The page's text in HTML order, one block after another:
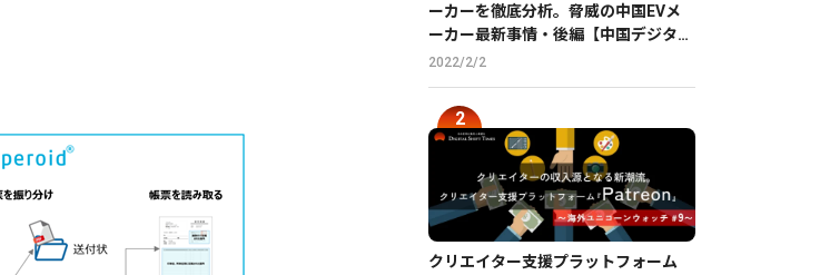
ーカーを徹底分析。脅威の中国EVメ
ーカー最新事情・後編【中国デジタル
企業最前線】
2022/2/2
クリエイター支援プラットフォーム